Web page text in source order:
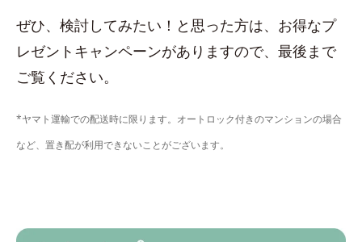
ぜひ、検討してみたい！と思った方は、お得なプ
レゼントキャンペーンがありますので、最後まで
ご覧ください。
*ヤマト運輸での配送時に限ります。オートロック付きのマンションの場合
など、置き配が利用できないことがございます。